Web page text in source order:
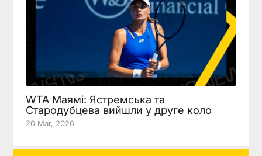
WTA Маямі: Ястремська та
Стародубцева вийшли у друге коло
20 Mar, 2026